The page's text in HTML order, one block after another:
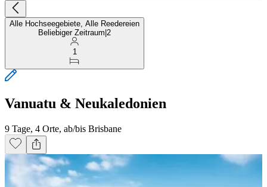
Alle Hochseegebiete, Alle Reedereien
Beliebiger Zeitraum 2
1
Vanuatu & Neukaledonien
9 Tage, 4 Orte, ab/bis Brisbane